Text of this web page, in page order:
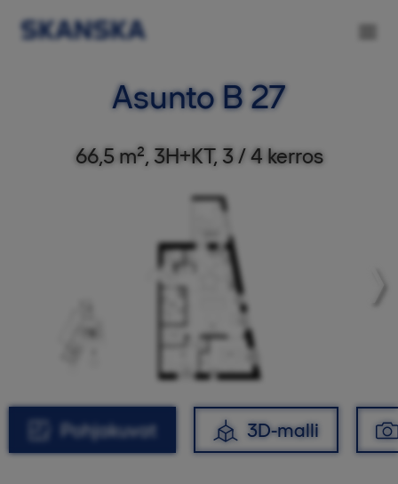
Asunto B 27
66,5 m², 3H+KT, 3 / 4 kerros
Pohjakuvat 3D-malli